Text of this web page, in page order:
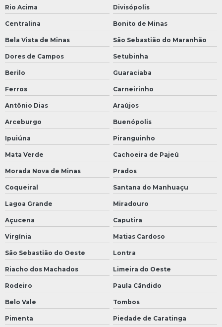
Rio Acima Divisópolis
Centralina Bonito de Minas
Bela Vista de Minas São Sebastião do Maranhão
Dores de Campos Setubinha
Berilo Guaraciaba
Ferros Carneirinho
Antônio Dias Araújos
Arceburgo Buenópolis
Ipuiúna Piranguinho
Mata Verde Cachoeira de Pajeú
Morada Nova de Minas Prados
Coqueiral Santana do Manhuaçu
Lagoa Grande Miradouro
Açucena Caputira
Virgínia Matias Cardoso
São Sebastião do Oeste Lontra
Riacho dos Machados Limeira do Oeste
Rodeiro Paula Cândido
Belo Vale Tombos
Pimenta Piedade de Caratinga